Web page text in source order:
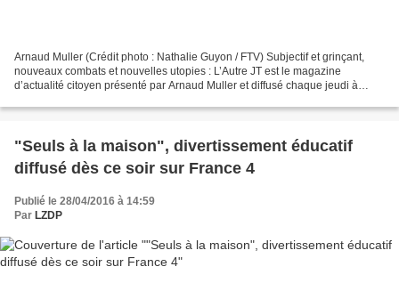
Arnaud Muller (Crédit photo : Nathalie Guyon / FTV) Subjectif et grinçant,
nouveaux combats et nouvelles utopies : L’Autre JT est le magazine
d’actualité citoyen présenté par Arnaud Muller et diffusé chaque jeudi à
"Seuls à la maison", divertissement éducatif
diffusé dès ce soir sur France 4
Publié le 28/04/2016 à 14:59
Par LZDP